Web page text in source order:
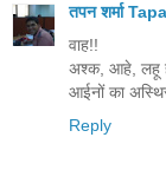
तपन शर्मा
वाह!!
अश्क, आहे, लहू
आईनों का
Reply